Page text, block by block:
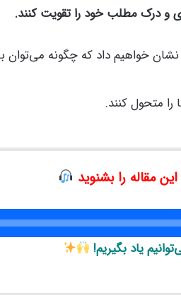
و درک مطلب خود را تقویت کنند.
داد که چگونه می‌توان با
متحول کنند.
مقاله را بشنوید
یاد بگیریم!